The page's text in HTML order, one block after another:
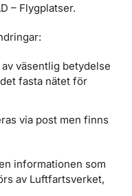
– Flygplatser.
väsentlig betydelse
fasta nätet för
via post men finns
informationen som
av Luftfartsverket,